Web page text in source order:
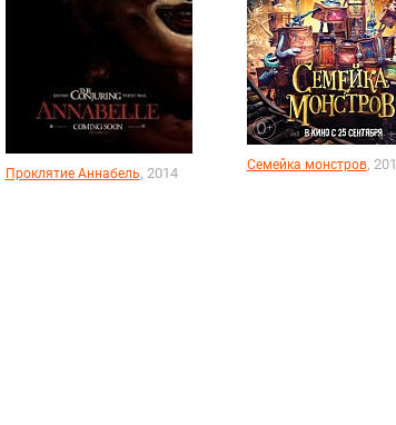
Проклятие Аннабель, 2014 Семейка монстров,